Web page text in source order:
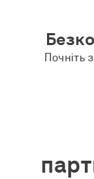
Почніть